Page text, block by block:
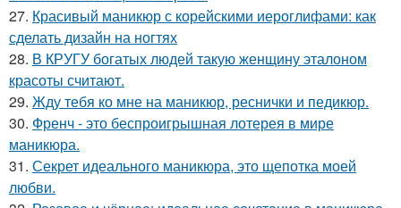
27. Красивый маникюр с корейскими иероглифами: как
сделать дизайн на ногтях
28. В КРУГУ богатых людей такую женщину эталоном
красоты считают.
29. Жду тебя ко мне на маникюр, реснички и педикюр.
30. Френч - это беспроигрышная лотерея в мире
маникюра.
31. Секрет идеального маникюра, это щепотка моей
любви.